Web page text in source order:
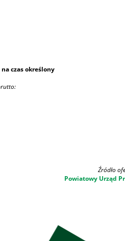
czas określony
Źródło
Powiatowy Urząd